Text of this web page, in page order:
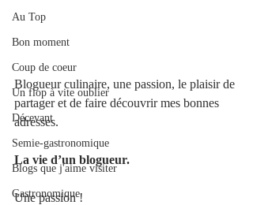
Au Top
Bon moment
Coup de coeur
Un flop à vite oublier
Décevant
Semie-gastronomique
Blogs que j'aime visiter
Gastronomique
Blogueur culinaire, une passion, le plaisir de
partager et de faire découvrir mes bonnes
adresses.
La vie d’un blogueur.
Une passion !